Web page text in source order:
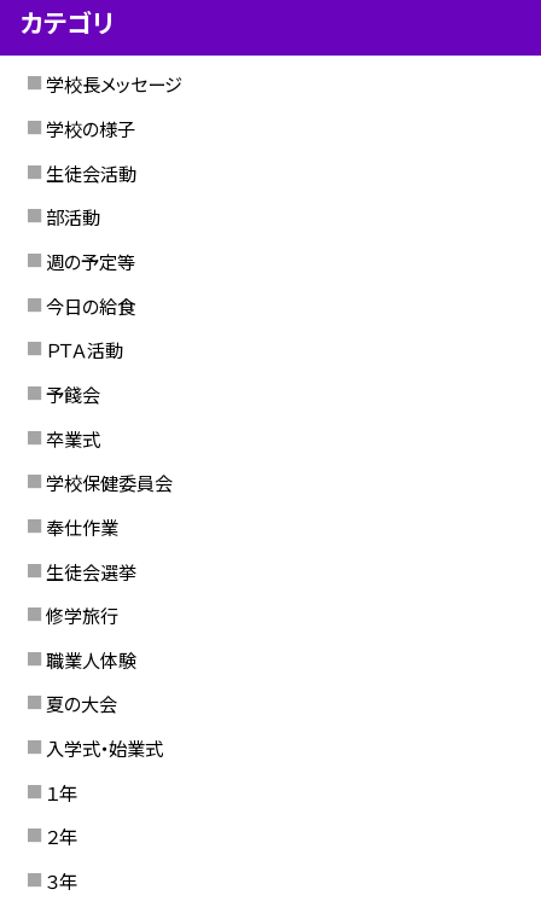
カテゴリ
学校長メッセージ
学校の様子
生徒会活動
部活動
週の予定等
今日の給食
ＰＴＡ活動
予餞会
卒業式
学校保健委員会
奉仕作業
生徒会選挙
修学旅行
職業人体験
夏の大会
入学式・始業式
１年
２年
３年